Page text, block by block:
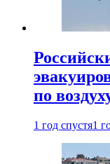
по
1 год спустя1